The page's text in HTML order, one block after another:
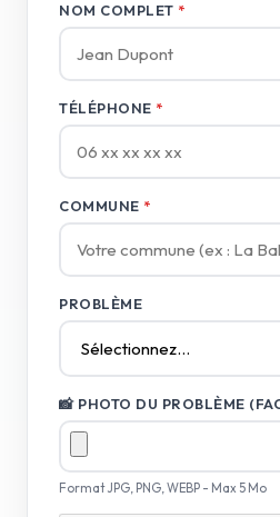
NOM COMPLET *
TÉLÉPHONE *
COMMUNE *
PROBLÈME
📸 PHOTO DU PROBLÈME
Format JPG, PNG, WEBP - Max 5 Mo